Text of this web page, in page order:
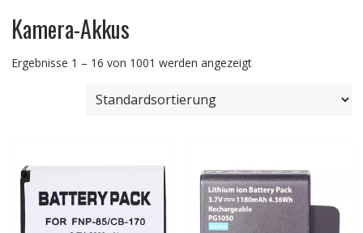
Kamera-Akkus
Ergebnisse 1 – 16 von 1001 werden angezeigt